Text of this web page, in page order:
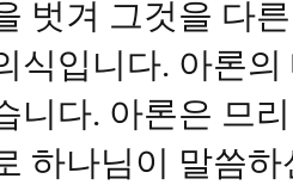
벗겨 그것을 다
식입니다. 아론
니다. 아론은 므
하나님이 말씀